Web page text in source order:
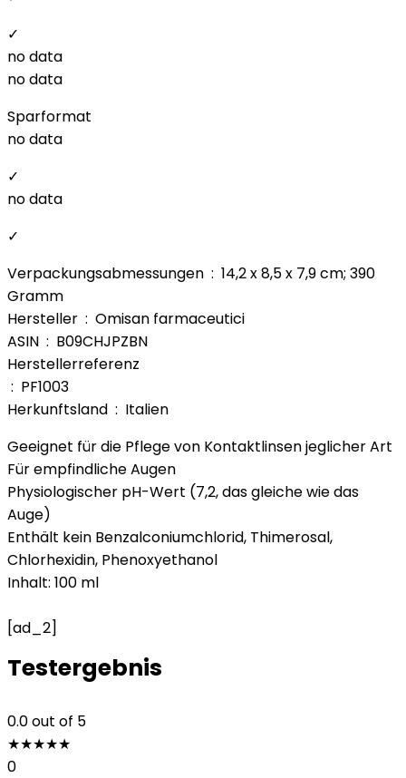
✓
no data
no data
Sparformat
no data
✓
no data
✓
Verpackungsabmessungen ‏ : ‎ 14,2 x 8,5 x 7,9 cm; 390
Gramm
Hersteller ‏ : ‎ Omisan farmaceutici
ASIN ‏ : ‎ B09CHJPZBN
Herstellerreferenz
‏ : ‎ PF1003
Herkunftsland ‏ : ‎ Italien
Geeignet für die Pflege von Kontaktlinsen jeglicher Art
Für empfindliche Augen
Physiologischer pH-Wert (7,2, das gleiche wie das
Auge)
Enthält kein Benzalconiumchlorid, Thimerosal,
Chlorhexidin, Phenoxyethanol
Inhalt: 100 ml
[ad_2]
Testergebnis
0.0out of 5
★★★★★
0